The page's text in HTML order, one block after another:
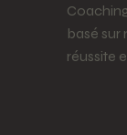
basé sur
réussite